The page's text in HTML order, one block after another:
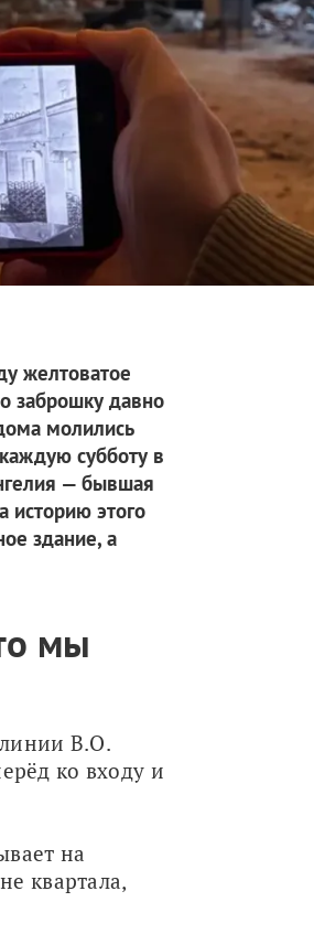
желтоватое
заброшку давно
молились
субботу в
— бывшая
историю этого
здание, а
мы
В.О.
ко входу и
на
квартала,